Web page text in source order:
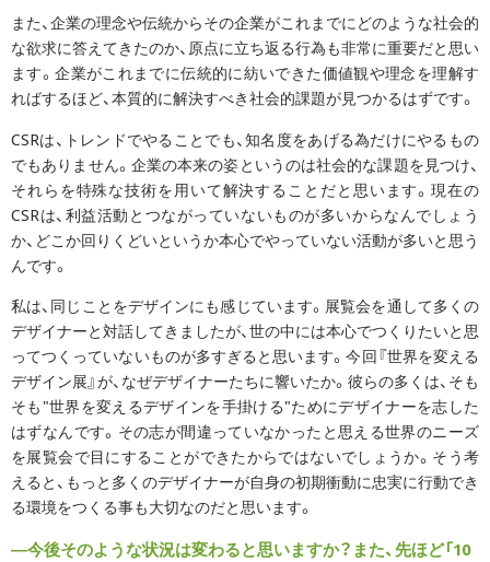
また、企業の理念や伝統からその企業がこれまでにどのような社会的
な欲求に答えてきたのか、原点に立ち返る行為も非常に重要だと思い
ます。企業がこれまでに伝統的に紡いできた価値観や理念を理解す
ればするほど、本質的に解決すべき社会的課題が見つかるはずです。
CSRは、トレンドでやることでも、知名度をあげる為だけにやるもの
でもありません。企業の本来の姿というのは社会的な課題を見つけ、
それらを特殊な技術を用いて解決することだと思います。現在の
CSRは、利益活動とつながっていないものが多いからなんでしょう
か、どこか回りくどいというか本心でやっていない活動が多いと思う
んです。
私は、同じことをデザインにも感じています。展覧会を通して多くの
デザイナーと対話してきましたが、世の中には本心でつくりたいと思
ってつくっていないものが多すぎると思います。今回『世界を変える
デザイン展』が、なぜデザイナーたちに響いたか。彼らの多くは、そも
そも"世界を変えるデザインを手掛ける"ためにデザイナーを志した
はずなんです。その志が間違っていなかったと思える世界のニーズ
を展覧会で目にすることができたからではないでしょうか。そう考
えると、もっと多くのデザイナーが自身の初期衝動に忠実に行動でき
る環境をつくる事も大切なのだと思います。
―今後そのような状況は変わると思いますか？また、先ほど「10